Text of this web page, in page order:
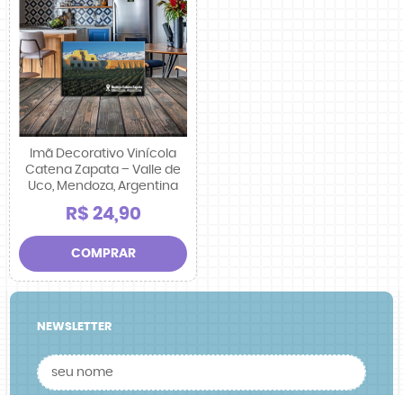
Imã Decorativo Vinícola
Catena Zapata – Valle de
Uco, Mendoza, Argentina
R$ 24,90
COMPRAR
NEWSLETTER